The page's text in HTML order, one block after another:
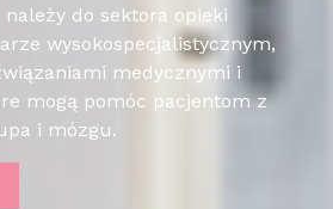
należy do sektora opieki
wysokospecjalistycznym,
medycznymi i
mogą pomóc pacjentom z
i mózgu.